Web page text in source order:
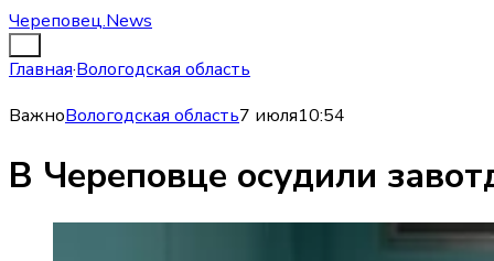
Череповец.News
Главная·Вологодская область
ВажноВологодская область7 июля10:54
В Череповце осудили